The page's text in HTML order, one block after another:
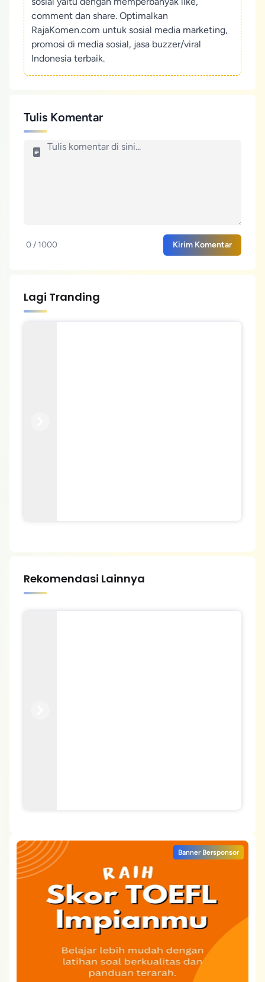
comment dan share. Optimalkan
RajaKomen.com untuk sosial media marketing,
promosi di media sosial, jasa buzzer/viral
Indonesia terbaik.
Tulis Komentar
0 / 1000 Kirim Komentar
Lagi Tranding
Rekomendasi Lainnya
Banner Bersponsor